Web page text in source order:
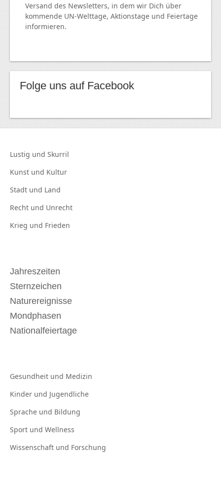
Versand des Newsletters, in dem wir Dich über
kommende UN-Welttage, Aktionstage und Feiertage
informieren.
Folge uns auf Facebook
Lustig und Skurril
Kunst und Kultur
Stadt und Land
Recht und Unrecht
Krieg und Frieden
Jahreszeiten
Sternzeichen
Naturereignisse
Mondphasen
Nationalfeiertage
Gesundheit und Medizin
Kinder und Jugendliche
Sprache und Bildung
Sport und Wellness
Wissenschaft und Forschung